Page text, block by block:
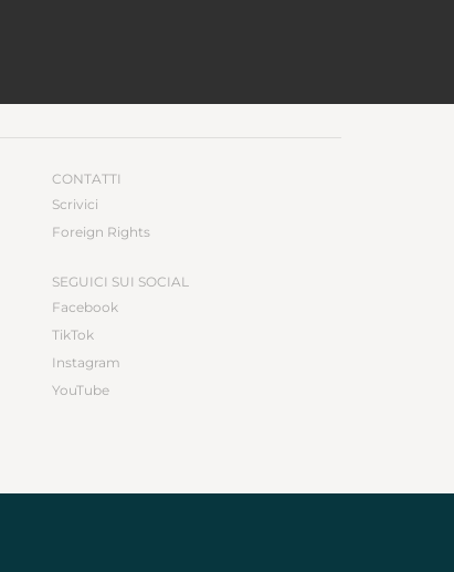
CONTATTI
Scrivici
Foreign Rights
SEGUICI SUI SOCIAL
Facebook
TikTok
Instagram
YouTube